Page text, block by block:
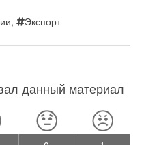
, Экспорт
данный материал